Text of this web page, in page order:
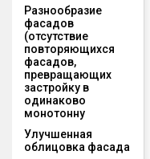
Разнообразие
фасадов
(отсутствие
повторяющихся
фасадов,
превращающих
застройку в
одинаково
монотонну
Улучшенная
облицовка фасада